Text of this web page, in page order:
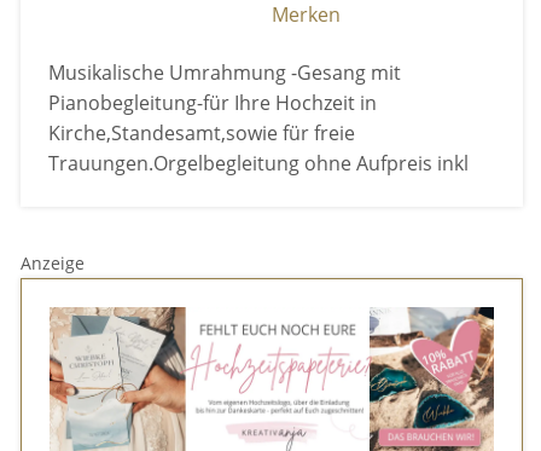
Merken
Musikalische Umrahmung -Gesang mit
Pianobegleitung-für Ihre Hochzeit in
Kirche,Standesamt,sowie für freie
Trauungen.Orgelbegleitung ohne Aufpreis inkl
Anzeige